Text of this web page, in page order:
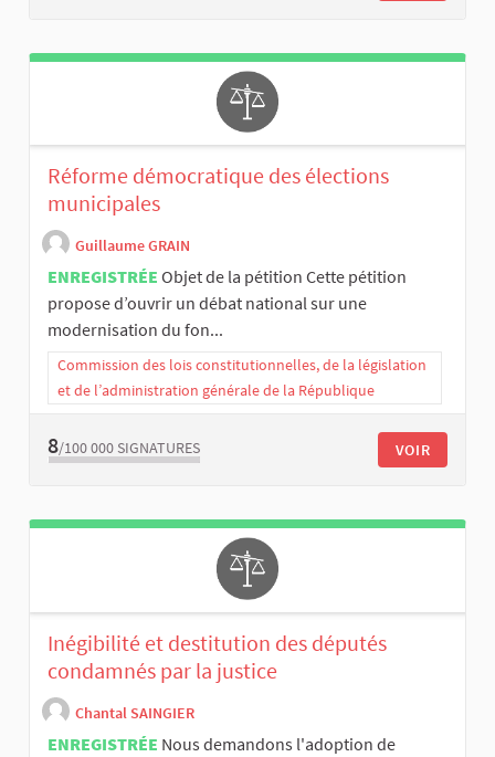
Réforme démocratique des élections
municipales
Guillaume GRAIN
ENREGISTRÉE Objet de la pétition Cette pétition
propose d’ouvrir un débat national sur une
modernisation du fon...
Commission des lois constitutionnelles, de la législation
et de l’administration générale de la République
8/100 000 SIGNATURES VOIR
Inégibilité et destitution des députés
condamnés par la justice
Chantal SAINGIER
ENREGISTRÉE Nous demandons l'adoption de